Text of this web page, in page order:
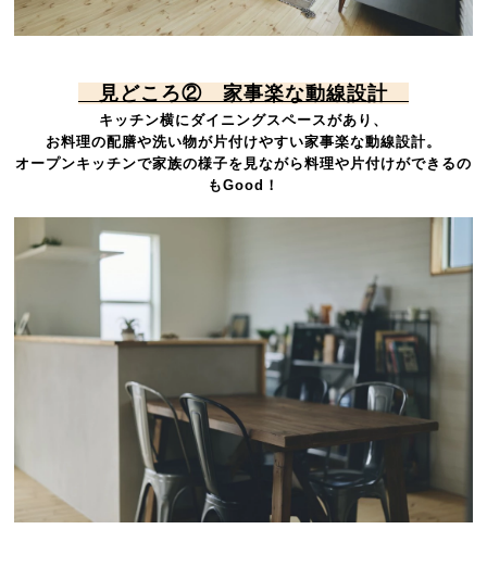
見どころ② 家事楽な動線設計
キッチン横にダイニングスペースがあり、
お料理の配膳や洗い物が片付けやすい家事楽な動線設計。
オープンキッチンで家族の様子を見ながら料理や片付けができるの
もGood！